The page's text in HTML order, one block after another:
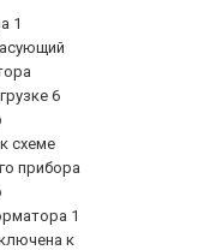
1
6
схеме
прибора
1
к